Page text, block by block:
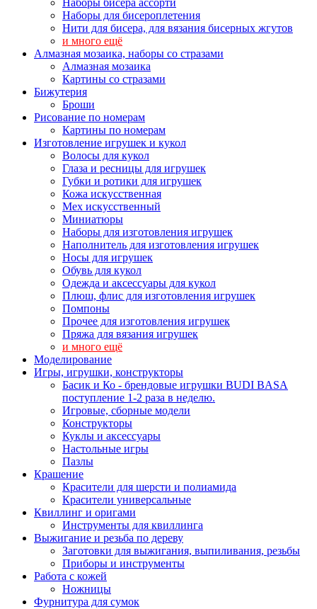
Наборы бисера ассорти
Наборы для бисероплетения
Нити для бисера, для вязания бисерных жгутов
и много ещё
Алмазная мозаика, наборы со стразами
Алмазная мозаика
Картины co стразами
Бижутерия
Броши
Рисование по номерам
Картины по номерам
Изготовление игрушек и кукол
Волосы для кукол
Глаза и ресницы для игрушек
Губки и ротики для игрушек
Кожа искусственная
Мех искусственный
Миниатюры
Наборы для изготовления игрушек
Наполнитель для изготовления игрушек
Носы для игрушек
Обувь для кукол
Одежда и аксессуары для кукол
Плюш, флис для изготовления игрушек
Помпоны
Прочее для изготовления игрушек
Пряжа для вязания игрушек
и много ещё
Моделирование
Игры, игрушки, конструкторы
Басик и Ко - брендовые игрушки BUDI BASA
поступление 1-2 раза в неделю.
Игровые, сборные модели
Конструкторы
Куклы и аксессуары
Настольные игры
Пазлы
Крашение
Красители для шерсти и полиамида
Красители универсальные
Квиллинг и оригами
Инструменты для квиллинга
Выжигание и резьба по дереву
Заготовки для выжигания, выпиливания, резьбы
Приборы и инструменты
Работа с кожей
Ножницы
Фурнитура для сумок